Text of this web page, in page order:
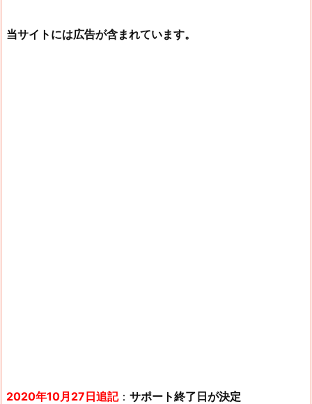
当サイトには広告が含まれています。
2020年10月27日追記： サポート終了日が決定